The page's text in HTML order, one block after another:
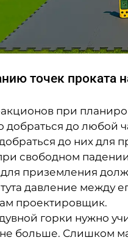
точек проката
при
до любой
до них
свободном
приземления
давление между
проектировщик.
горки нужно
не больше. Слишком